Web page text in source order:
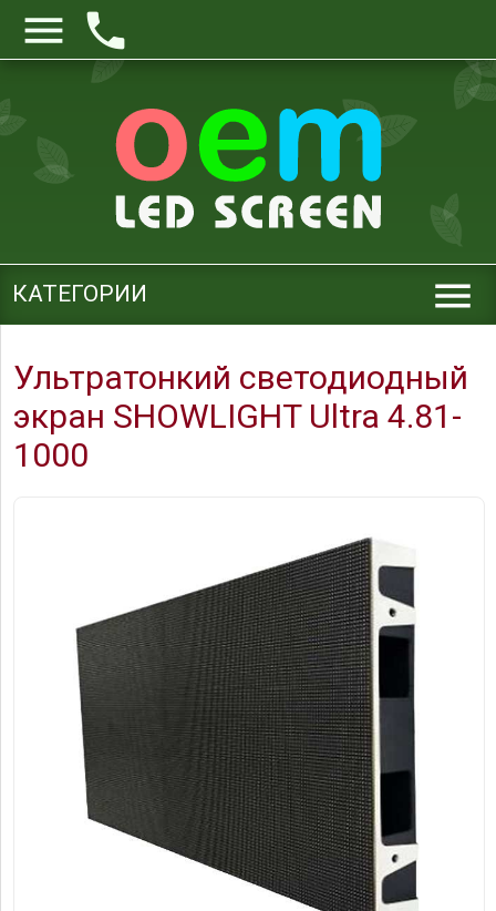
 
КАТЕГОРИИ 
Ультратонкий светодиодный
экран SHOWLIGHT Ultra 4.81-
1000